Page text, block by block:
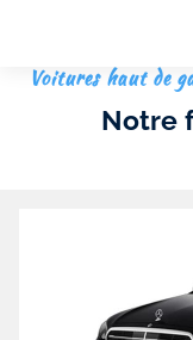
Notre
Voitures haut de